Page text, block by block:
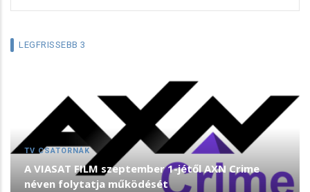
LEGFRISSEBB 3
TV CSATORNÁK
A VIASAT FILM szeptember 1-jétől AXN Crime
néven folytatja működését